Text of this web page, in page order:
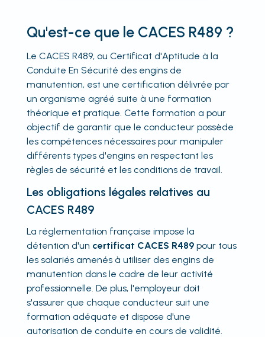
Qu'est-ce que le CACES R489 ?
Le CACES R489, ou Certificat d'Aptitude à la
Conduite En Sécurité des engins de
manutention, est une certification délivrée par
un organisme agréé suite à une formation
théorique et pratique. Cette formation a pour
objectif de garantir que le conducteur possède
les compétences nécessaires pour manipuler
différents types d'engins en respectant les
règles de sécurité et les conditions de travail.
Les obligations légales relatives au
CACES R489
La réglementation française impose la
détention d'un certificat CACES R489pour tous
les salariés amenés à utiliser des engins de
manutention dans le cadre de leur activité
professionnelle. De plus, l'employeur doit
s'assurer que chaque conducteur suit une
formation adéquate et dispose d'une
autorisation de conduite en cours de validité.